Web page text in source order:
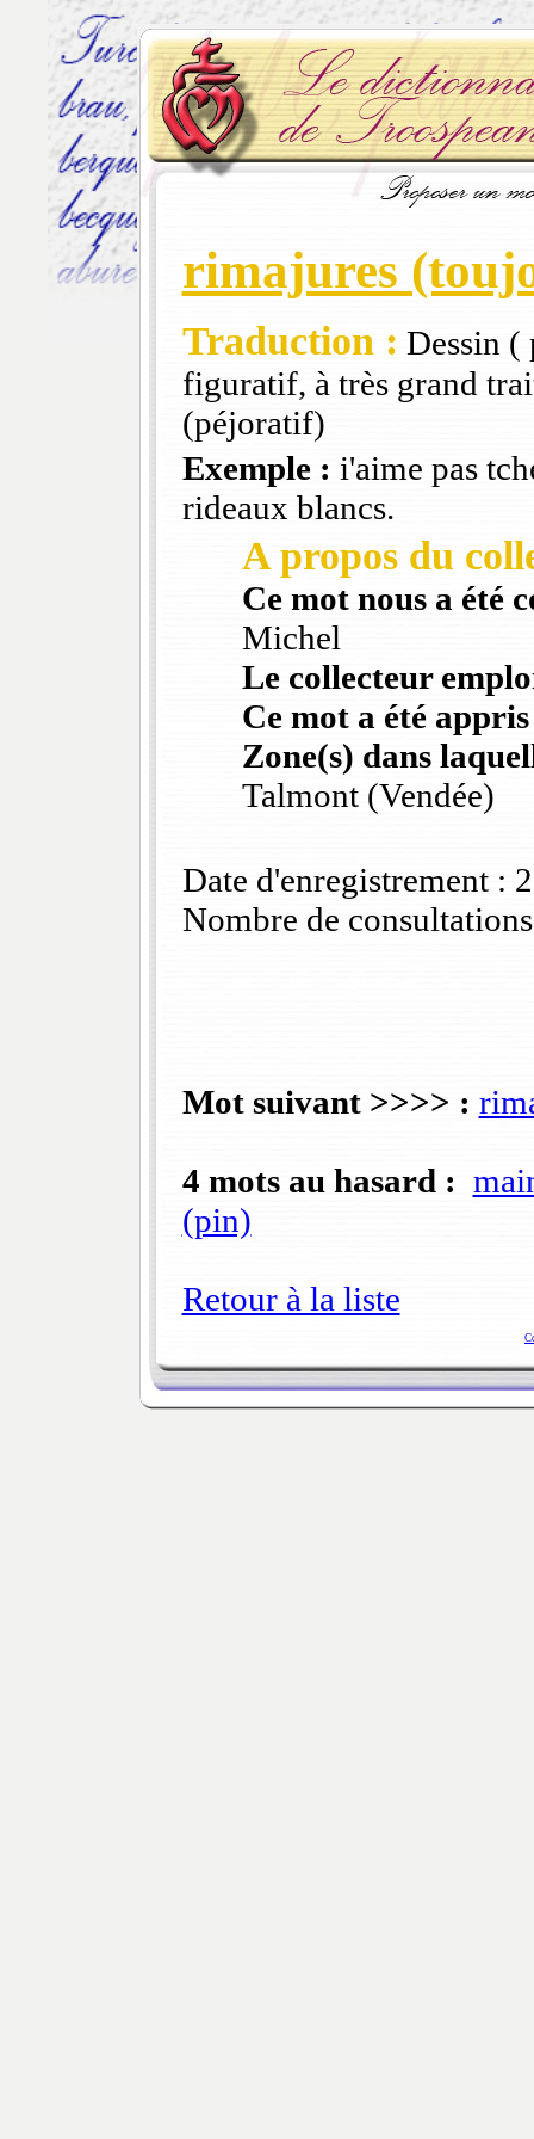
rimajures
Traduction : Dessin (
figuratif, à très grand
(péjoratif)
Exemple : i'aime pas
rideaux blancs.
A propos du
Ce mot nous a été
Michel
Le collecteur
Ce mot a été
Zone(s) dans
Talmont (Vendée)
Date d'enregistrement :
Nombre de
Mot suivant >>>> :
4 mots au hasard :
(pin)
Retour à la liste